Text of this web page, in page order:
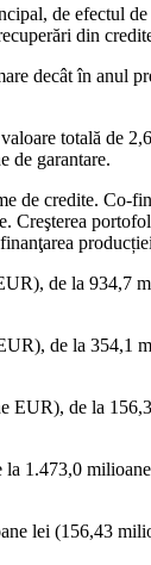
de
din
decât în
totală de
de garantare.
credite. Co-
de la
de la
EUR), de la
1.473,0
lei (156,43